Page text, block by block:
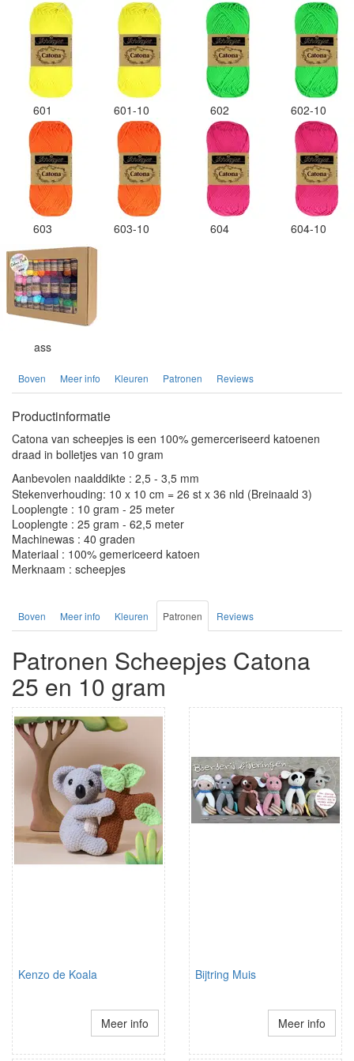
601 601-10 602 602-10
603 603-10 604 604-10
ass
Boven Meer info Kleuren Patronen Reviews
Productinformatie
Catona van scheepjes is een 100% gemerceriseerd katoenen
draad in bolletjes van 10 gram
Aanbevolen naalddikte : 2,5 - 3,5 mm
Stekenverhouding: 10 x 10 cm = 26 st x 36 nld (Breinaald 3)
Looplengte : 10 gram - 25 meter
Looplengte : 25 gram - 62,5 meter
Machinewas : 40 graden
Materiaal : 100% gemericeerd katoen
Merknaam : scheepjes
Boven Meer info Kleuren Patronen Reviews
Patronen Scheepjes Catona
25 en 10 gram
Kenzo de Koala
Meer info
Bijtring Muis
Meer info